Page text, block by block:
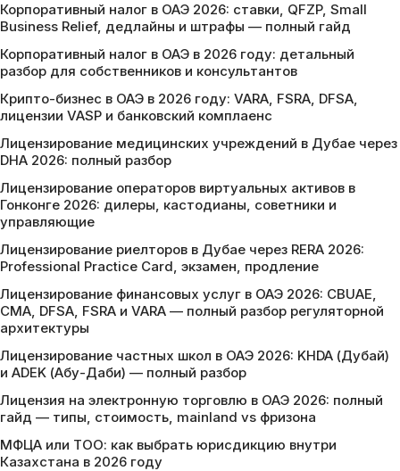
Корпоративный налог в ОАЭ 2026: ставки, QFZP, Small
Business Relief, дедлайны и штрафы — полный гайд
Корпоративный налог в ОАЭ в 2026 году: детальный
разбор для собственников и консультантов
Крипто-бизнес в ОАЭ в 2026 году: VARA, FSRA, DFSA,
лицензии VASP и банковский комплаенс
Лицензирование медицинских учреждений в Дубае через
DHA 2026: полный разбор
Лицензирование операторов виртуальных активов в
Гонконге 2026: дилеры, кастодианы, советники и
управляющие
Лицензирование риелторов в Дубае через RERA 2026:
Professional Practice Card, экзамен, продление
Лицензирование финансовых услуг в ОАЭ 2026: CBUAE,
CMA, DFSA, FSRA и VARA — полный разбор регуляторной
архитектуры
Лицензирование частных школ в ОАЭ 2026: KHDA (Дубай)
и ADEK (Абу-Даби) — полный разбор
Лицензия на электронную торговлю в ОАЭ 2026: полный
гайд — типы, стоимость, mainland vs фризона
МФЦА или ТОО: как выбрать юрисдикцию внутри
Казахстана в 2026 году